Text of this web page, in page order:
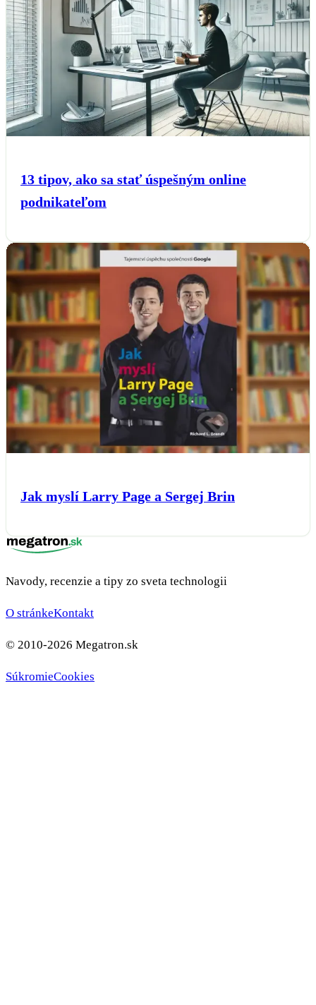
13 tipov, ako sa stať úspešným online
podnikateľom
Jak myslí Larry Page a Sergej Brin
Navody, recenzie a tipy zo sveta technologii
O stránkeKontakt
© 2010-2026 Megatron.sk
SúkromieCookies